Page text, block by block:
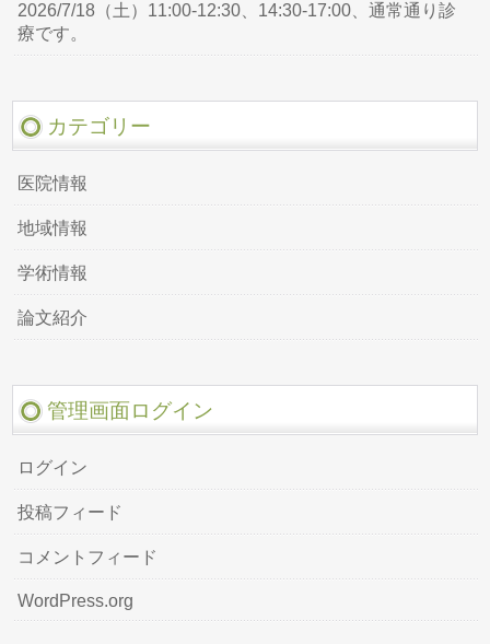
2026/7/18（土）11:00-12:30、14:30-17:00、通常通り診
療です。
カテゴリー
医院情報
地域情報
学術情報
論文紹介
管理画面ログイン
ログイン
投稿フィード
コメントフィード
WordPress.org